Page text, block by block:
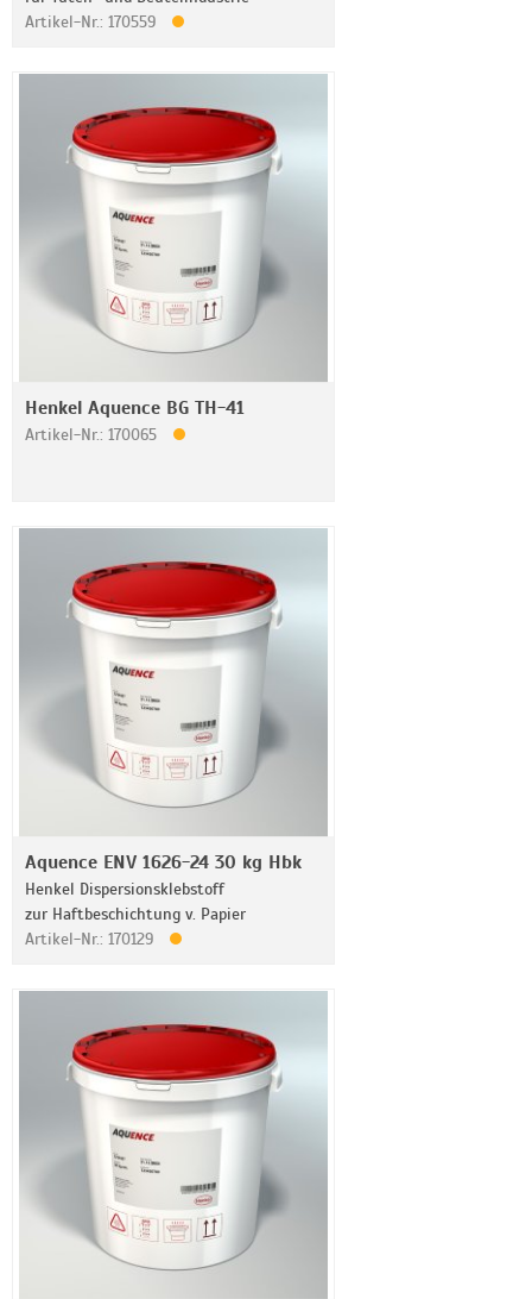
Artikel-Nr.: 170559
Henkel Aquence BG TH-41
Artikel-Nr.: 170065
Aquence ENV 1626-24 30 kg Hbk
Henkel Dispersionsklebstoff
zur Haftbeschichtung v. Papier
Artikel-Nr.: 170129